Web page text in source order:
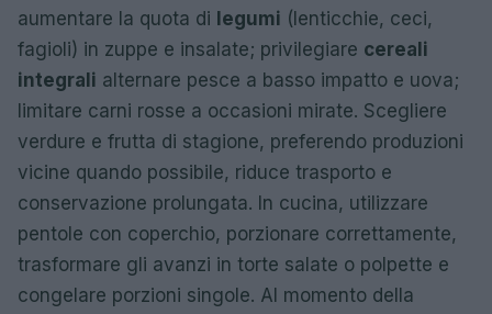
aumentare la quota di legumi (lenticchie, ceci,
fagioli) in zuppe e insalate; privilegiare cereali
integrali alternare pesce a basso impatto e uova;
limitare carni rosse a occasioni mirate. Scegliere
verdure e frutta di stagione, preferendo produzioni
vicine quando possibile, riduce trasporto e
conservazione prolungata. In cucina, utilizzare
pentole con coperchio, porzionare correttamente,
trasformare gli avanzi in torte salate o polpette e
congelare porzioni singole. Al momento della